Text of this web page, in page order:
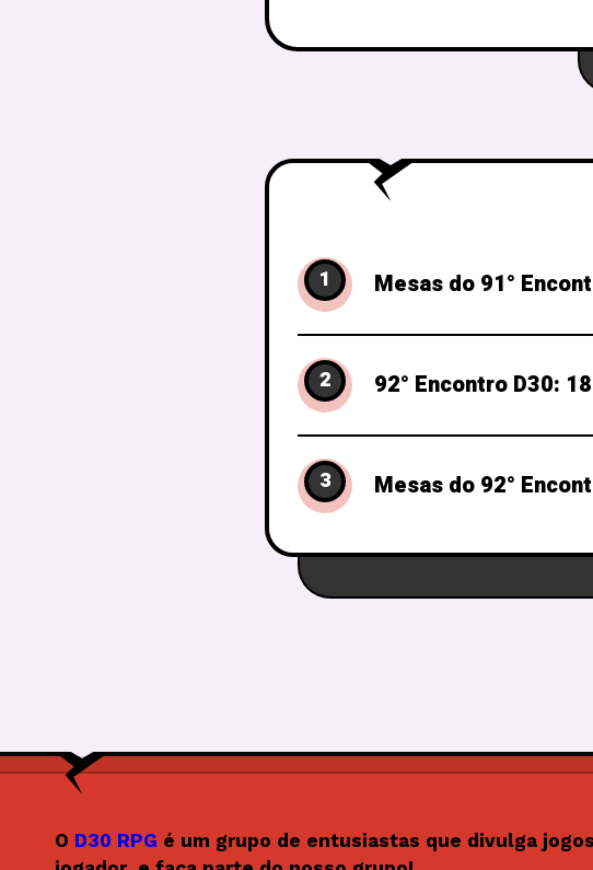
1 Mesas do 91°
2 92° Encontro D30:
3 Mesas do 92°
O D30 RPG é um grupo de entusiastas que divulga